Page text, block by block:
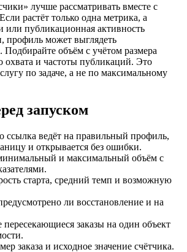
лучше рассматривать вместе с
растёт только одна метрика, а
или публикационная активность
профиль может выглядеть
Подбирайте объём с учётом размера
охвата и частоты публикаций. Это
по задаче, а не по максимальному
запуском
ссылка ведёт на правильный профиль,
и открывается без ошибки.
и максимальный объём с
старта, средний темп и возможную
ли восстановление и на
пересекающиеся заказы на один объект
заказа и исходное значение счётчика.